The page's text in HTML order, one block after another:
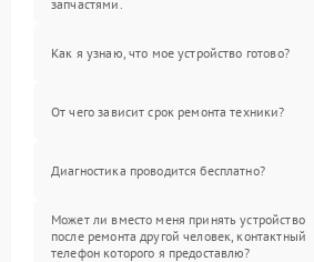
запчастями.
Как я узнаю, что мое устройство готово?
От чего зависит срок ремонта техники?
Диагностика проводится бесплатно?
Может ли вместо меня принять устройство
после ремонта другой человек, контактный
телефон которого я предоставлю?